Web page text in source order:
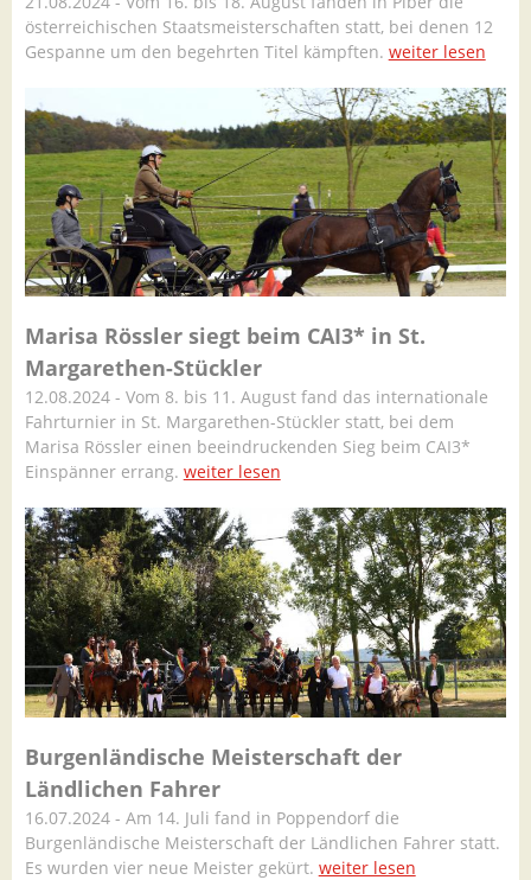
österreichischen Staatsmeisterschaften statt, bei denen 12
Gespanne um den begehrten Titel kämpften. weiter lesen
Marisa Rössler siegt beim CAI3* in St.
Margarethen-Stückler
12.08.2024 - Vom 8. bis 11. August fand das internationale
Fahrturnier in St. Margarethen-Stückler statt, bei dem
Marisa Rössler einen beeindruckenden Sieg beim CAI3*
Einspänner errang. weiter lesen
Burgenländische Meisterschaft der
Ländlichen Fahrer
16.07.2024 - Am 14. Juli fand in Poppendorf die
Burgenländische Meisterschaft der Ländlichen Fahrer statt.
Es wurden vier neue Meister gekürt. weiter lesen